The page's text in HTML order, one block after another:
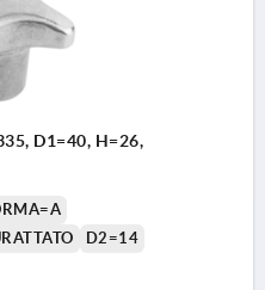
D1=40, H=26,
D2=14